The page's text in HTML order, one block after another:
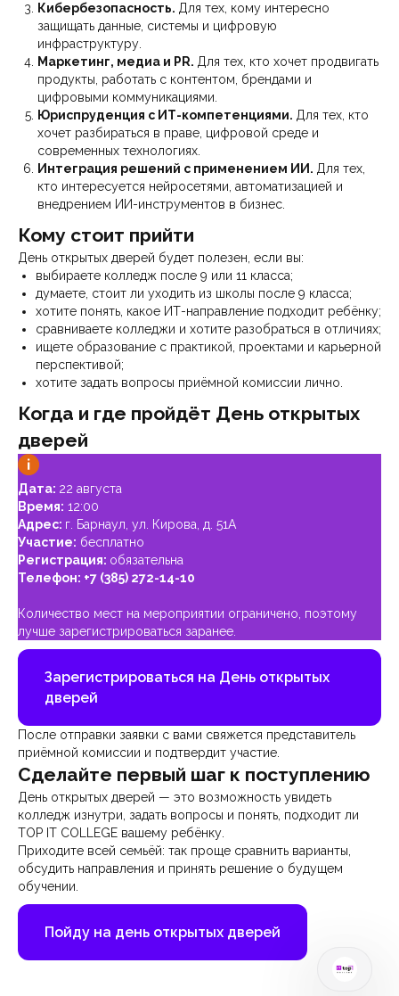
Кибербезопасность. Для тех, кому интересно
защищать данные, системы и цифровую
инфраструктуру.
Маркетинг, медиа и PR. Для тех, кто хочет продвигать
продукты, работать с контентом, брендами и
цифровыми коммуникациями.
Юриспруденция с ИТ-компетенциями. Для тех, кто
хочет разбираться в праве, цифровой среде и
современных технологиях.
Интеграция решений с применением ИИ. Для тех,
кто интересуется нейросетями, автоматизацией и
внедрением ИИ-инструментов в бизнес.
Кому стоит прийти
День открытых дверей будет полезен, если вы:
выбираете колледж после 9 или 11 класса;
думаете, стоит ли уходить из школы после 9 класса;
хотите понять, какое ИТ-направление подходит ребёнку;
сравниваете колледжи и хотите разобраться в отличиях;
ищете образование с практикой, проектами и карьерной
перспективой;
хотите задать вопросы приёмной комиссии лично.
Когда и где пройдёт День открытых
дверей
Дата: 22 августа
Время: 12:00
Адрес: г. Барнаул, ул. Кирова, д. 51А
Участие: бесплатно
Регистрация: обязательна
Телефон: +7 (385) 272-14-10
Количество мест на мероприятии ограничено, поэтому
лучше зарегистрироваться заранее.
Зарегистрироваться на День открытых
дверей
После отправки заявки с вами свяжется представитель
приёмной комиссии и подтвердит участие.
Сделайте первый шаг к поступлению
День открытых дверей — это возможность увидеть
колледж изнутри, задать вопросы и понять, подходит ли
TOP IT COLLEGE вашему ребёнку.
Приходите всей семьёй: так проще сравнить варианты,
обсудить направления и принять решение о будущем
обучении.
Пойду на день открытых дверей